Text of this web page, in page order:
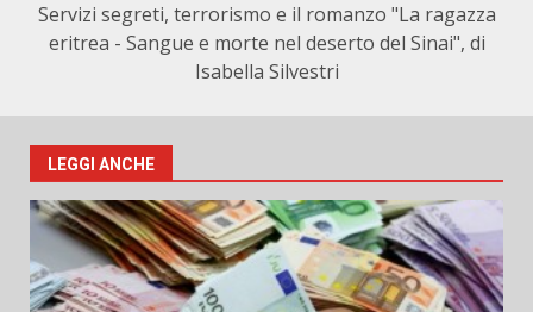
Servizi segreti, terrorismo e il romanzo "La ragazza
eritrea - Sangue e morte nel deserto del Sinai", di
Isabella Silvestri
LEGGI ANCHE